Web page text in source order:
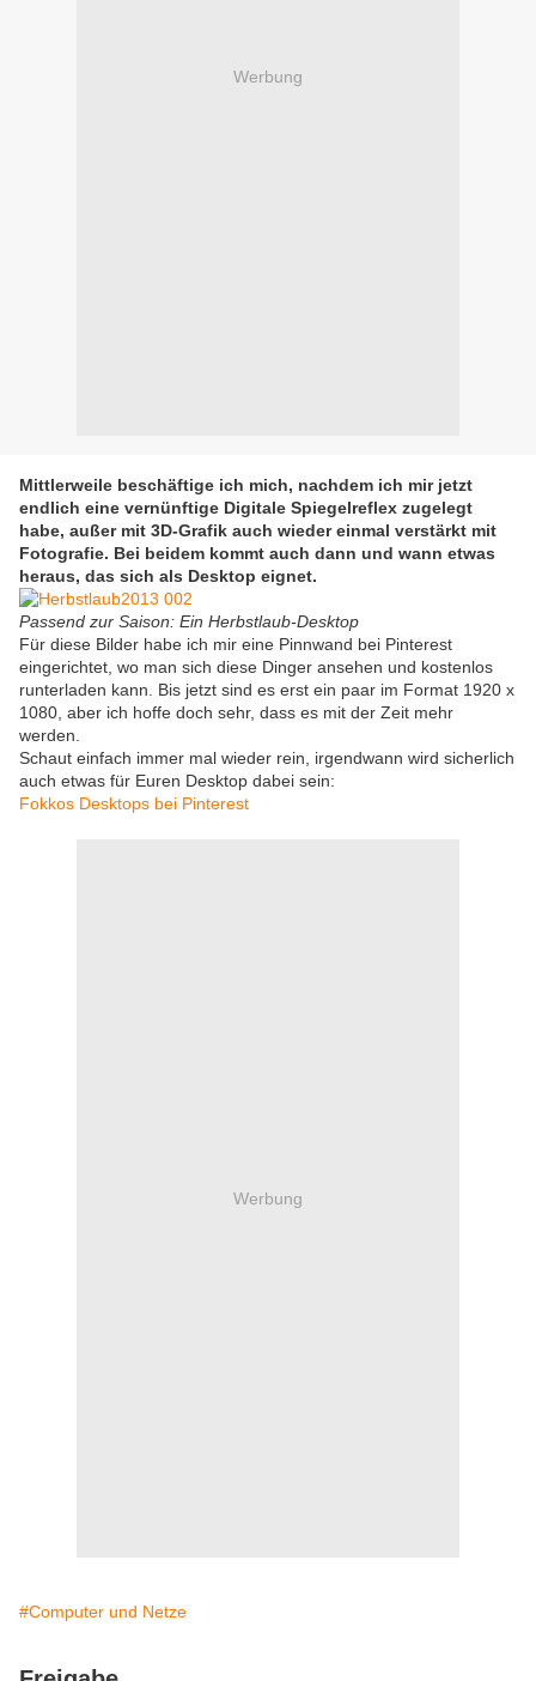
Werbung
Mittlerweile beschäftige ich mich, nachdem ich mir jetzt
endlich eine vernünftige Digitale Spiegelreflex zugelegt
habe, außer mit 3D-Grafik auch wieder einmal verstärkt mit
Fotografie. Bei beidem kommt auch dann und wann etwas
heraus, das sich als Desktop eignet.
Passend zur Saison: Ein Herbstlaub-Desktop
Für diese Bilder habe ich mir eine Pinnwand bei Pinterest
eingerichtet, wo man sich diese Dinger ansehen und kostenlos
runterladen kann. Bis jetzt sind es erst ein paar im Format 1920 x
1080, aber ich hoffe doch sehr, dass es mit der Zeit mehr
werden.
Schaut einfach immer mal wieder rein, irgendwann wird sicherlich
auch etwas für Euren Desktop dabei sein:
Fokkos Desktops bei Pinterest
Werbung
#Computer und Netze